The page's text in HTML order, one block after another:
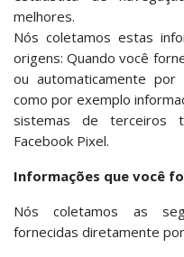
melhores.
Nós coletamos estas
origens: Quando você
ou automaticamente
como por exemplo
sistemas de terceiros
Facebook Pixel.
Informações que você
Nós coletamos as
fornecidas diretamente